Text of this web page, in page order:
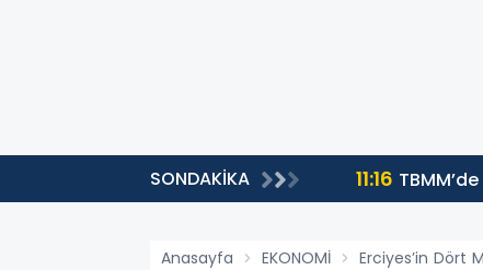
SONDAKİKA
kadar yanınızdayız' 11:16
Anasayfa EKONOMİ Erciyes’in Dört